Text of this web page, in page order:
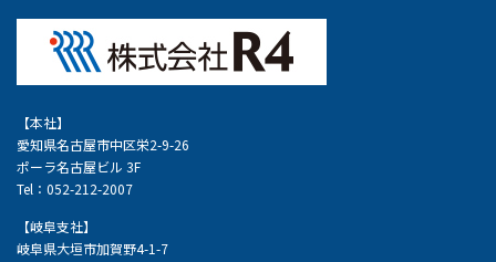
【本社】
愛知県名古屋市中区栄2-9-26
ポーラ名古屋ビル 3F
Tel：052-212-2007
【岐阜支社】
岐阜県大垣市加賀野4-1-7